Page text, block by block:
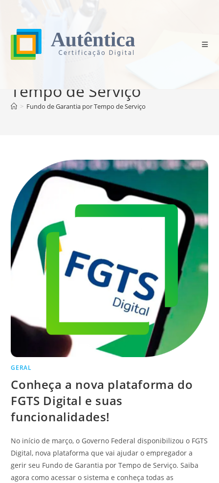
Tempo de Serviço
> Fundo de Garantia por Tempo de Serviço
GERAL
Conheça a nova plataforma do
FGTS Digital e suas
funcionalidades!
No início de março, o Governo Federal disponibilizou o FGTS
Digital, nova plataforma que vai ajudar o empregador a
gerir seu Fundo de Garantia por Tempo de Serviço. Saiba
agora como acessar o sistema e conheça todas as